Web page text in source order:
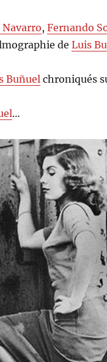
Navarro,Fernando
deLuis
Buñuel chroniqués
…